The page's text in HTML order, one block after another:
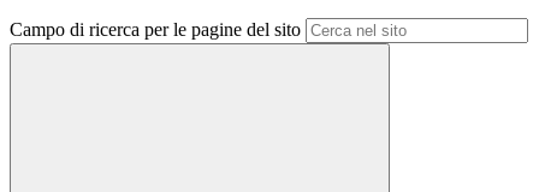
Campo di ricerca per le pagine del sito